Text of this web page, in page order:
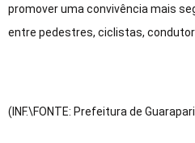
promover uma convivência mais
entre pedestres, ciclistas,
(INF.\FONTE: Prefeitura de